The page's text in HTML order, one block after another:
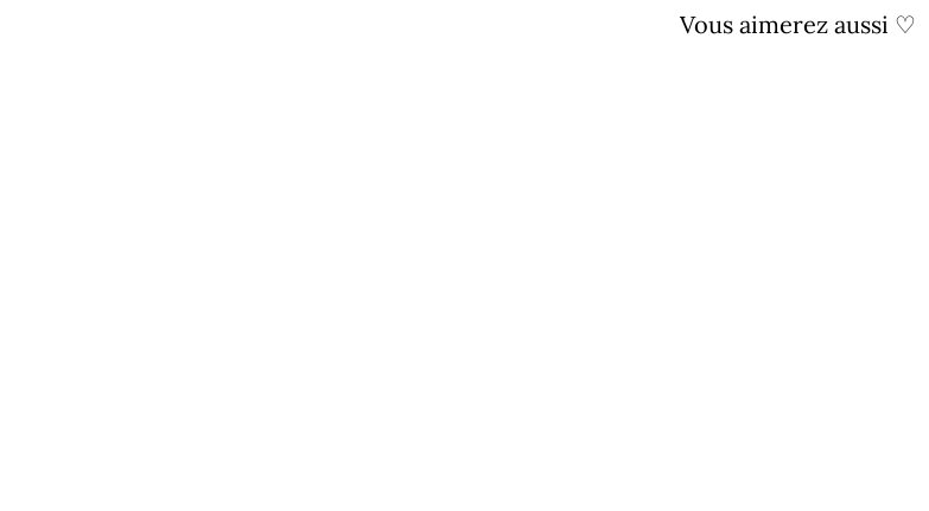
Vous aimerez aussi ♡